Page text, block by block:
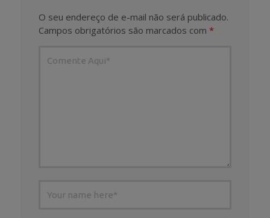
O seu endereço de e-mail não será publicado.
Campos obrigatórios são marcados com *